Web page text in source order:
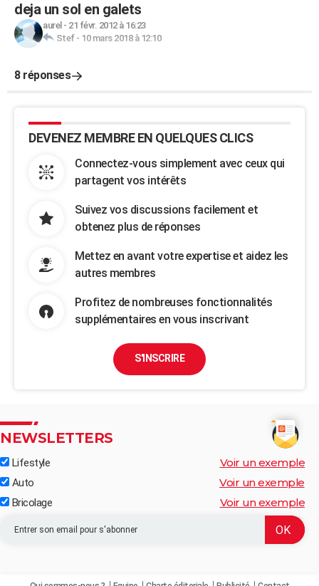
deja un sol en galets
aurel - 21 févr. 2012 à 16:23
Stef- 10 mars 2018 à 12:10
8 réponses
DEVENEZ MEMBRE EN QUELQUES CLICS
Connectez-vous simplement avec ceux qui
partagent vos intérêts
Suivez vos discussions facilement et
obtenez plus de réponses
Mettez en avant votre expertise et aidez les
autres membres
Profitez de nombreuses fonctionnalités
supplémentaires en vous inscrivant
S'INSCRIRE
NEWSLETTERS
Lifestyle Voir un exemple
Auto Voir un exemple
Bricolage Voir un exemple